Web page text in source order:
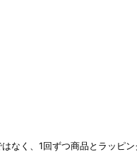
なく、1回ずつ商品とラッピ